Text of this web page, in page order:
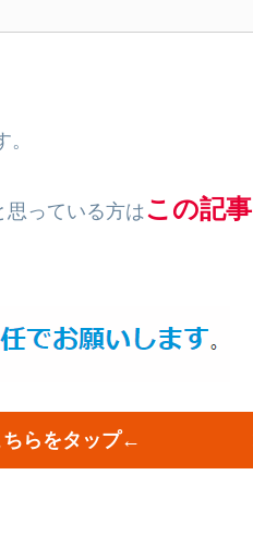
思っている方はこの記事
ちらをタップ←